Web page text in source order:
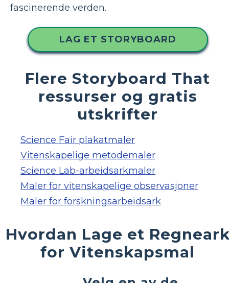
fascinerende verden.
LAG ET STORYBOARD
Flere Storyboard That
ressurser og gratis
utskrifter
Science Fair plakatmaler
Vitenskapelige metodemaler
Science Lab-arbeidsarkmaler
Maler for vitenskapelige observasjoner
Maler for forskningsarbeidsark
Hvordan Lage et
for Vitenskapsmal